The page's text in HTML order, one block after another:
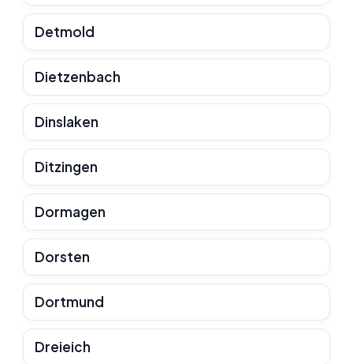
Detmold
Dietzenbach
Dinslaken
Ditzingen
Dormagen
Dorsten
Dortmund
Dreieich